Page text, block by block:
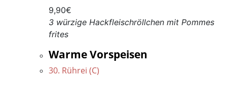
9,90€
3 würzige Hackfleischröllchen mit Pommes
frites
Warme Vorspeisen
30. Rührei (C)